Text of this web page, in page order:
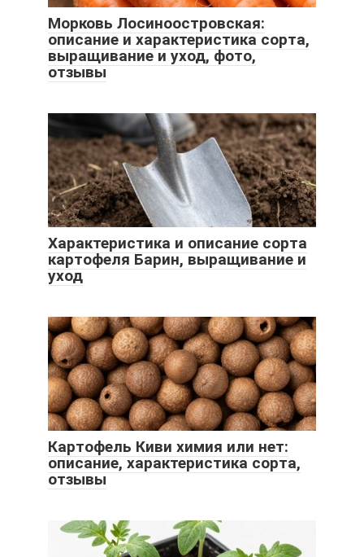
Морковь Лосиноостровская:
описание и характеристика сорта,
выращивание и уход, фото,
отзывы
Характеристика и описание сорта
картофеля Барин, выращивание и
уход
Картофель Киви химия или нет:
описание, характеристика сорта,
отзывы